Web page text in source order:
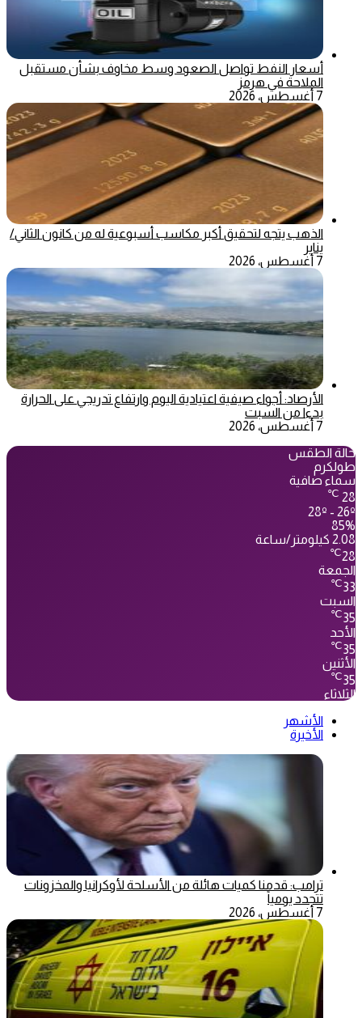
أسعار النفط تواصل الصعود وسط مخاوف بشأن مستقبل
الملاحة في هرمز
7 أغسطس، 2026
الذهب يتجه لتحقيق أكبر مكاسب أسبوعية له من كانون الثاني/
يناير
7 أغسطس، 2026
الأرصاد: أجواء صيفية اعتيادية اليوم وارتفاع تدريجي على الحرارة
بدءا من السبت
7 أغسطس، 2026
حالة الطقس
طولكرم
سماء صافية
28
℃
28º - 26º
85%
2.08 كيلومتر/ساعة
28
℃
الجمعة
33
℃
السبت
35
℃
الأحد
35
℃
الأثنين
35
℃
الثلاثاء
الأشهر
الأخيرة
ترامب: قدمنا كميات هائلة من الأسلحة لأوكرانيا والمخزونات
تتجدد يومياً
7 أغسطس، 2026